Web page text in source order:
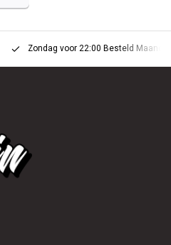
Zondag voor 22:00 Besteld